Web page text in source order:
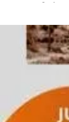
na terra de
Rt 1.1
Prática As